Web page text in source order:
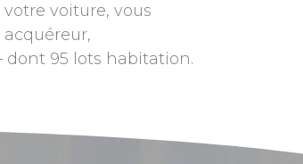
votre voiture, vous
dont 95 lots habitation.